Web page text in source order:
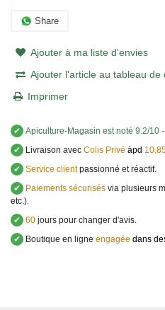
Share
Ajouter à ma liste d'envies
Ajouter l'article au tableau de
Imprimer
✔ Apiculture-Magasin est noté 9.2/10
✔
Livraison avec Colis Privé àpd
✔ Service clientpassionné et réactif.
✔
Paiements sécurisés via plusieurs
etc.).
✔ 60 jours pour changer d'avis.
✔
Boutique en ligne engagée dans